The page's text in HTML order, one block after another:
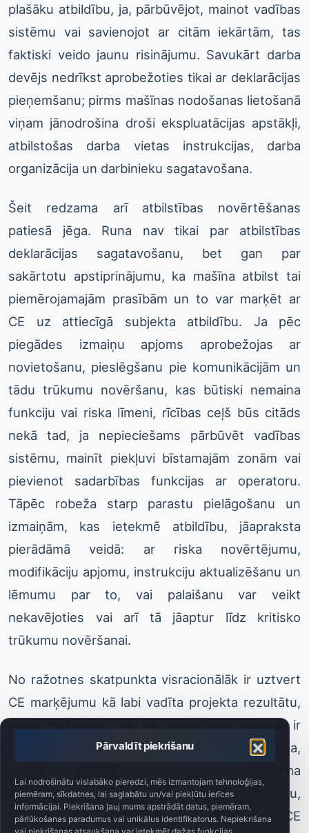
Pārvaldīt piekrišanu
Lai nodrošinātu vislabāko pieredzi, mēs izmantojam tehnoloģijas,
piemēram, sīkdatnes, lai saglabātu un/vai piekļūtu ierīces
informācijai. Piekrišana ļauj mums apstrādāt datus, piemēram,
pārlūkošanas paradumus vai unikālus identifikatorus. Nepiekrišana
plašāku atbildību, ja, pārbūvējot, mainot vadības
sistēmu vai savienojot ar citām iekārtām, tas
faktiski veido jaunu risinājumu. Savukārt darba
devējs nedrīkst aprobežoties tikai ar deklarācijas
pieņemšanu; pirms mašīnas nodošanas lietošanā
viņam jānodrošina droši ekspluatācijas apstākļi,
atbilstošas darba vietas instrukcijas, darba
organizācija un darbinieku sagatavošana.
Šeit redzama arī atbilstības novērtēšanas
patiesā jēga. Runa nav tikai par atbilstības
deklarācijas sagatavošanu, bet gan par
sakārtotu apstiprinājumu, ka mašīna atbilst tai
piemērojamajām prasībām un to var marķēt ar
CE uz attiecīgā subjekta atbildību. Ja pēc
piegādes izmaiņu apjoms aprobežojas ar
novietošanu, pieslēgšanu pie komunikācijām un
tādu trūkumu novēršanu, kas būtiski nemaina
funkciju vai riska līmeni, rīcības ceļš būs citāds
nekā tad, ja nepieciešams pārbūvēt vadības
sistēmu, mainīt piekļuvi bīstamajām zonām vai
pievienot sadarbības funkcijas ar operatoru.
Tāpēc robeža starp parastu pielāgošanu un
izmaiņām, kas ietekmē atbildību, jāapraksta
pierādāmā veidā: ar riska novērtējumu,
modifikāciju apjomu, instrukciju aktualizēšanu un
lēmumu par to, vai palaišanu var veikt
nekavējoties vai arī tā jāaptur līdz kritisko
trūkumu novēršanai.
No ražotnes skatpunkta visracionālāk ir uztvert
CE marķējumu kā labi vadīta projekta rezultātu,
nevis pašmērķi. Ja jau pasūtījuma posmā ir
paredzēts tīrīšanas veids, pārregulēšana,
serviss, bloķējošo ierīču izvēle un risinājuma
noturība pret aizsardzības līdzekļu apiešanu,
vēlākā mašīnas atbilstības novērtēšana un CE